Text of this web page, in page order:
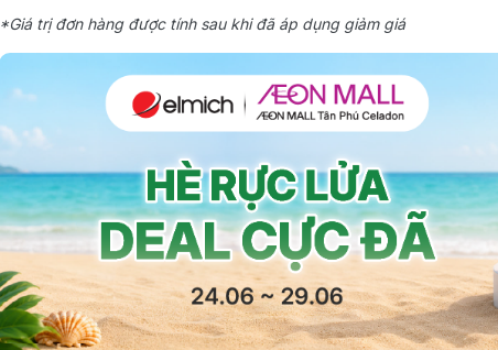
*Giá trị đơn hàng được tính sau khi đã áp dụng giảm giá